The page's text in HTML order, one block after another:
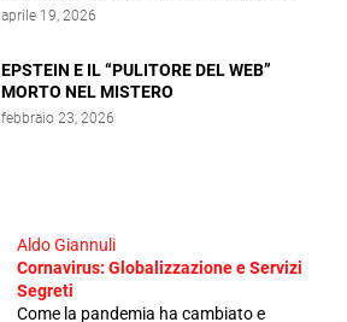
aprile 19, 2026
EPSTEIN E IL “PULITORE DEL WEB”
MORTO NEL MISTERO
febbraio 23, 2026
Aldo Giannuli
Cornavirus: Globalizzazione e Servizi
Segreti
Come la pandemia ha cambiato e